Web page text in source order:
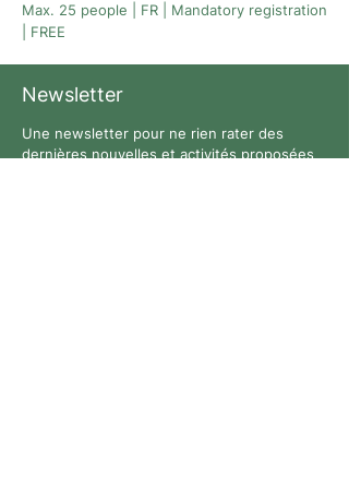
Max. 25 people | FR | Mandatory registration
| FREE
Newsletter
Une newsletter pour ne rien rater des
dernières nouvelles et activités proposées